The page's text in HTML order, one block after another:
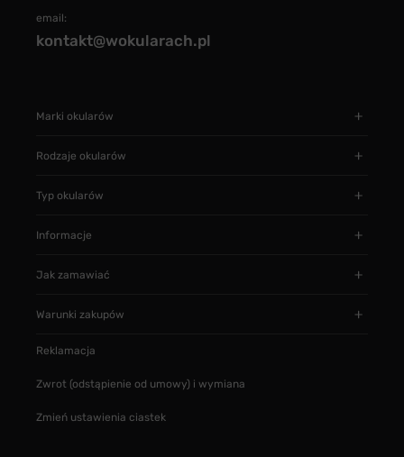
email:
kontakt@wokularach.pl
Marki okularów
Rodzaje okularów
Typ okularów
Informacje
Jak zamawiać
Warunki zakupów
Reklamacja
Zwrot (odstąpienie od umowy) i wymiana
Zmień ustawienia ciastek